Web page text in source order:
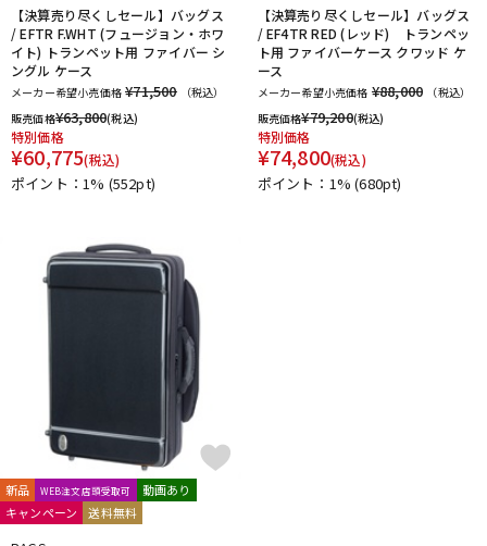
【決算売り尽くしセール】バッグス
/ EFTR F.WHT (フュージョン・ホワ
イト) トランペット用 ファイバー シ
ングル ケース
メーカー希望小売価格 ¥71,500
（税込）
販売価格¥63,800(税込)
特別価格
¥60,775(税込)
ポイント：1% (552pt)
【決算売り尽くしセール】バッグス
/ EF4TR RED (レッド) トランペッ
ト用 ファイバーケース クワッド ケ
ース
メーカー希望小売価格 ¥88,000
（税込）
販売価格¥79,200(税込)
特別価格
¥74,800(税込)
ポイント：1%(680pt)
新品 WEB注文店頭受取可
動画あり
キャンペーン
送料無料